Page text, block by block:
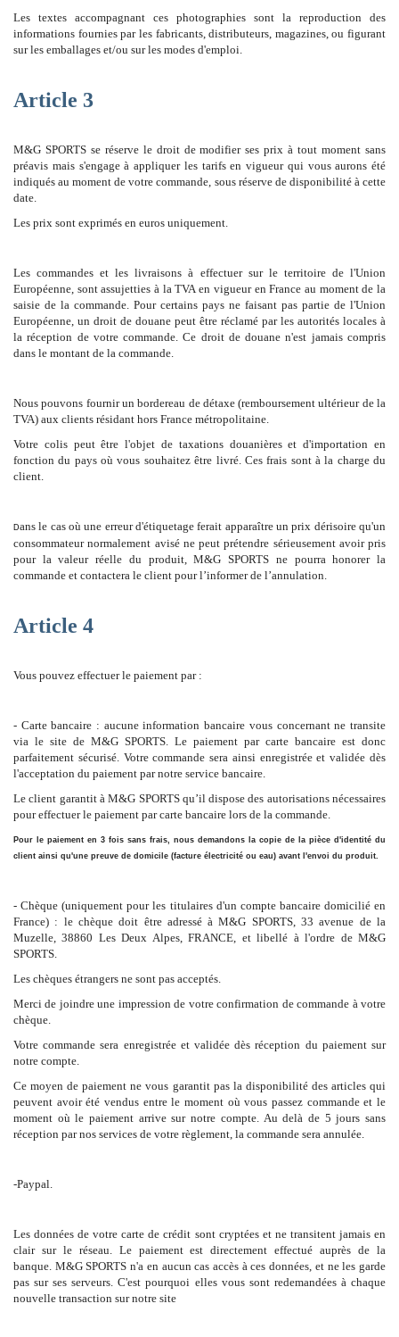
Les textes accompagnant ces photographies sont la reproduction des
informations fournies par les fabricants, distributeurs, magazines, ou figurant
sur les emballages et/ou sur les modes d'emploi.
Article 3
M&G SPORTS se réserve le droit de modifier ses prix à tout moment sans
préavis mais s'engage à appliquer les tarifs en vigueur qui vous aurons été
indiqués au moment de votre commande, sous réserve de disponibilité à cette
date.
Les prix sont exprimés en euros uniquement.
Les commandes et les livraisons à effectuer sur le territoire de l'Union
Européenne, sont assujetties à la TVA en vigueur en France au moment de la
saisie de la commande. Pour certains pays ne faisant pas partie de l'Union
Européenne, un droit de douane peut être réclamé par les autorités locales à
la réception de votre commande. Ce droit de douane n'est jamais compris
dans le montant de la commande.
Nous pouvons fournir un bordereau de détaxe (remboursement ultérieur de la
TVA) aux clients résidant hors France métropolitaine.
Votre colis peut être l'objet de taxations douanières et d'importation en
fonction du pays où vous souhaitez être livré. Ces frais sont à la charge du
client.
Dans le cas où une erreur d'étiquetage ferait apparaître un prix dérisoire qu'un
consommateur normalement avisé ne peut prétendre sérieusement avoir pris
pour la valeur réelle du produit, M&G SPORTS ne pourra honorer la
commande et contactera le client pour l’informer de l’annulation.
Article 4
Vous pouvez effectuer le paiement par :
- Carte bancaire : aucune information bancaire vous concernant ne transite
via le site de M&G SPORTS. Le paiement par carte bancaire est donc
parfaitement sécurisé. Votre commande sera ainsi enregistrée et validée dès
l'acceptation du paiement par notre service bancaire.
Le client garantit à M&G SPORTS qu’il dispose des autorisations nécessaires
pour effectuer le paiement par carte bancaire lors de la commande.
Pour le paiement en 3 fois sans frais, nous demandons la copie de la pièce d'identité du
client ainsi qu'une preuve de domicile (facture électricité ou eau) avant l'envoi du produit.
- Chèque (uniquement pour les titulaires d'un compte bancaire domicilié en
France) : le chèque doit être adressé à M&G SPORTS, 33 avenue de la
Muzelle, 38860 Les Deux Alpes, FRANCE, et libellé à l'ordre de M&G
SPORTS.
Les chèques étrangers ne sont pas acceptés.
Merci de joindre une impression de votre confirmation de commande à votre
chèque.
Votre commande sera enregistrée et validée dès réception du paiement sur
notre compte.
Ce moyen de paiement ne vous garantit pas la disponibilité des articles qui
peuvent avoir été vendus entre le moment où vous passez commande et le
moment où le paiement arrive sur notre compte. Au delà de 5 jours sans
réception par nos services de votre règlement, la commande sera annulée.
-Paypal.
Les données de votre carte de crédit sont cryptées et ne transitent jamais en
clair sur le réseau. Le paiement est directement effectué auprès de la
banque. M&G SPORTS n'a en aucun cas accès à ces données, et ne les garde
pas sur ses serveurs. C'est pourquoi elles vous sont redemandées à chaque
nouvelle transaction sur notre site